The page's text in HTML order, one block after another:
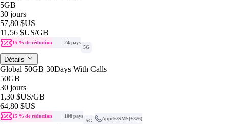
5GB
30 jours
57,80 $US
11,56 $US/GB
15 % de réduction
24 pays
5G
Détails
Global 50GB 30Days With Calls
50GB
30 jours
1,30 $US/GB
64,80 $US
15 % de réduction
108 pays
5G
Appels/SMS(+376)